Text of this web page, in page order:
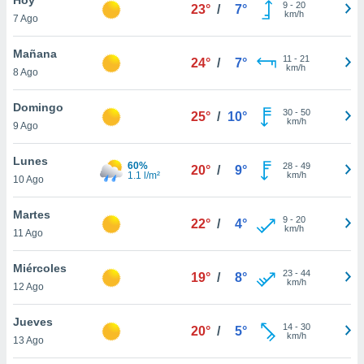
en
más
nuestra
de
cookies
aceptar
7 Ago
23° / 7° 9- 20
km/h
Mañana
8 Ago
24° / 7° 11 - 21
km/h
Domingo
9 Ago
25° / 10° 30- 50
km/h
Lunes
10 Ago
60%
1.1 l/m²
20° / 9° 28- 49
km/h
Martes
11 Ago
22° / 4° 9- 20
km/h
Miércoles
12 Ago
19° / 8° 23- 44
km/h
Jueves
13 Ago
20° / 5° 14- 30
km/h